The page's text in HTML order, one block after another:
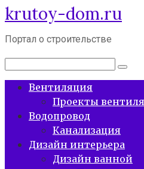
Перейти
к
контенту
krutoy-dom.ru
Портал о строительстве
Поиск:
Вентиляция
Проекты
Водопровод
Канализация
Дизайн интерьера
Дизайн ванной